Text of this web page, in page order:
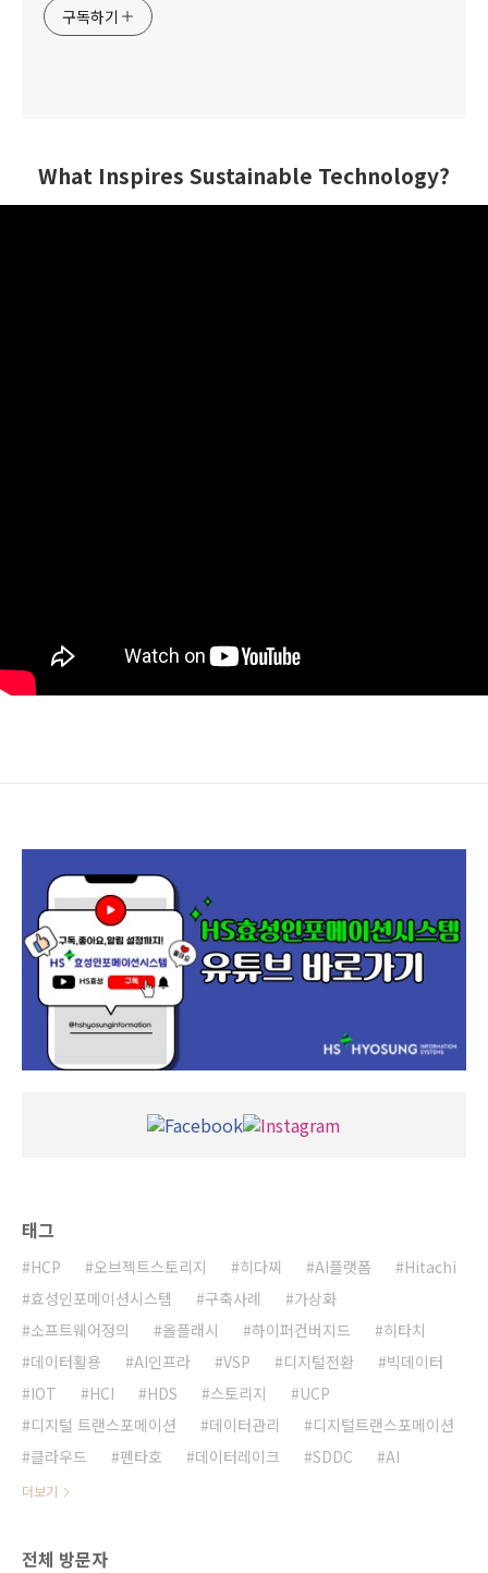
구독하기
What Inspires Sustainable Technology?
태그
HCP 오브젝트스토리지 히다찌 AI플랫폼
Hitachi
효성인포메이션시스템
구축사례
가상화
소프트웨어정의
올플래시 하이퍼컨버지드
히타치
데이터활용
AI인프라 VSP 디지털전환
빅데이터
IOT
HCI HDS 스토리지
UCP
디지털 트랜스포메이션
데이터관리
디지털트랜스포메이션
클라우드
펜타호 데이터레이크 SDDC AI
더보기
전체 방문자